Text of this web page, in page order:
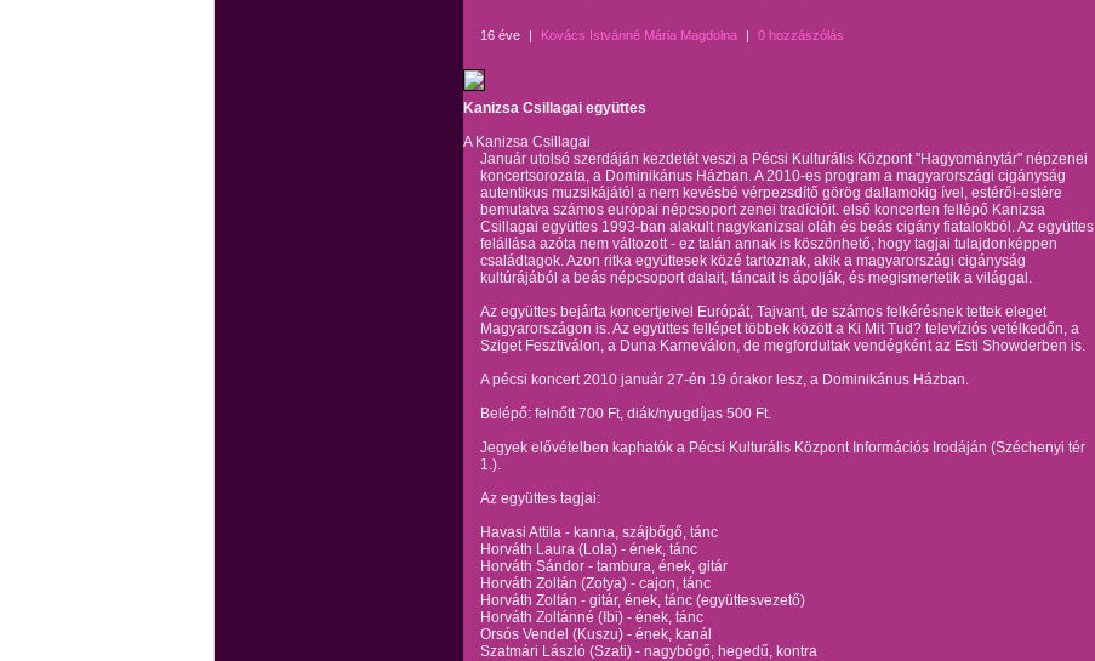
16 éve | Kovács Istvánné Mária Magdolna | 0 hozzászólás
Kanizsa Csillagai együttes
A Kanizsa Csillagai
Január utolsó szerdáján kezdetét veszi a Pécsi Kulturális Központ "Hagyománytár" népzenei
koncertsorozata, a Dominikánus Házban. A 2010-es program a magyarországi cigányság
autentikus muzsikájától a nem kevésbé vérpezsdítő görög dallamokig ível, estéről-estére
bemutatva számos európai népcsoport zenei tradícióit. első koncerten fellépő Kanizsa
Csillagai együttes 1993-ban alakult nagykanizsai oláh és beás cigány fiatalokból. Az együttes
felállása azóta nem változott - ez talán annak is köszönhető, hogy tagjai tulajdonképpen
családtagok. Azon ritka együttesek közé tartoznak, akik a magyarországi cigányság
kultúrájából a beás népcsoport dalait, táncait is ápolják, és megismertetik a világgal.
Az együttes bejárta koncertjeivel Európát, Tajvant, de számos felkérésnek tettek eleget
Magyarországon is. Az együttes fellépet többek között a Ki Mit Tud? televíziós vetélkedőn, a
Sziget Fesztiválon, a Duna Karneválon, de megfordultak vendégként az Esti Showderben is.
A pécsi koncert 2010 január 27-én 19 órakor lesz, a Dominikánus Házban.
Belépő: felnőtt 700 Ft, diák/nyugdíjas 500 Ft.
Jegyek elővételben kaphatók a Pécsi Kulturális Központ Információs Irodáján (Széchenyi tér
1.).
Az együttes tagjai:
Havasi Attila - kanna, szájbőgő, tánc
Horváth Laura (Lola) - ének, tánc
Horváth Sándor - tambura, ének, gitár
Horváth Zoltán (Zotya) - cajon, tánc
Horváth Zoltán - gitár, ének, tánc (együttesvezető)
Horváth Zoltánné (Ibi) - ének, tánc
Orsós Vendel (Kuszu) - ének, kanál
Szatmári László (Szati) - nagybőgő, hegedű, kontra